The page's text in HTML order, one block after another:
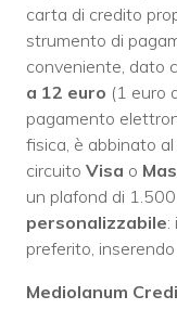
carta di credito
strumento di
conveniente, dato
a 12 euro (1 euro
pagamento
fisica, è abbinato
circuito Visa o
un plafond di
personalizzabile:
preferito,
Mediolanum